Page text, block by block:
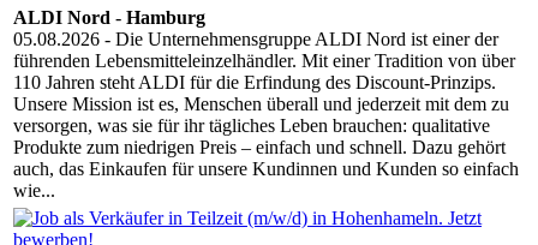
ALDI Nord - Hamburg
05.08.2026 - Die Unternehmensgruppe ALDI Nord ist einer der
führenden Lebensmitteleinzelhändler. Mit einer Tradition von über
110 Jahren steht ALDI für die Erfindung des Discount-Prinzips.
Unsere Mission ist es, Menschen überall und jederzeit mit dem zu
versorgen, was sie für ihr tägliches Leben brauchen: qualitative
Produkte zum niedrigen Preis – einfach und schnell. Dazu gehört
auch, das Einkaufen für unsere Kundinnen und Kunden so einfach
wie...